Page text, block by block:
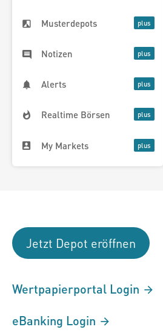
Musterdepots
Notizen
Alerts
Realtime Börsen
My Markets
Jetzt Depot eröffnen
Wertpapierportal Login
eBanking Login